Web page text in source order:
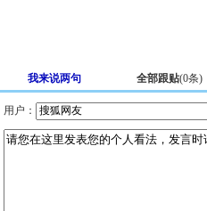
我来说两句 全部跟贴(0条)
用户：